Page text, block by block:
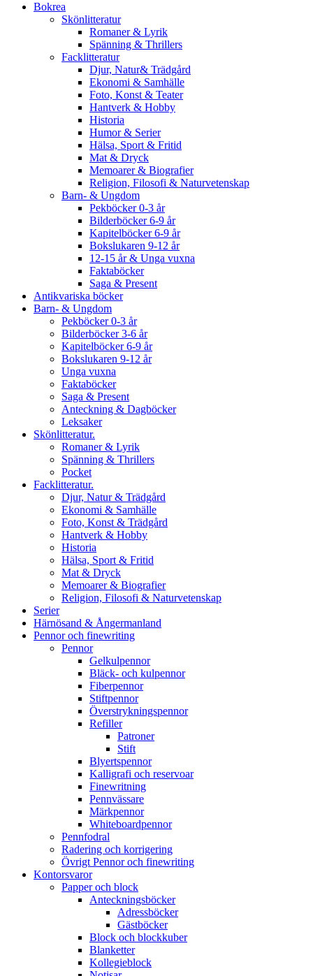
Bokrea
Skönlitteratur
Romaner & Lyrik
Spänning & Thrillers
Facklitteratur
Djur, Natur& Trädgård
Ekonomi & Samhälle
Foto, Konst & Teater
Hantverk & Hobby
Historia
Humor & Serier
Hälsa, Sport & Fritid
Mat & Dryck
Memoarer & Biografier
Religion, Filosofi & Naturvetenskap
Barn- & Ungdom
Pekböcker 0-3 år
Bilderböcker 6-9 år
Kapitelböcker 6-9 år
Bokslukaren 9-12 år
12-15 år & Unga vuxna
Faktaböcker
Saga & Present
Antikvariska böcker
Barn- & Ungdom
Pekböcker 0-3 år
Bilderböcker 3-6 år
Kapitelböcker 6-9 år
Bokslukaren 9-12 år
Unga vuxna
Faktaböcker
Saga & Present
Anteckning & Dagböcker
Leksaker
Skönlitteratur.
Romaner & Lyrik
Spänning & Thrillers
Pocket
Facklitteratur.
Djur, Natur & Trädgård
Ekonomi & Samhälle
Foto, Konst & Trädgård
Hantverk & Hobby
Historia
Hälsa, Sport & Fritid
Mat & Dryck
Memoarer & Biografier
Religion, Filosofi & Naturvetenskap
Serier
Härnösand & Ångermanland
Pennor och finewriting
Pennor
Gelkulpennor
Bläck- och kulpennor
Fiberpennor
Stiftpennor
Överstrykningspennor
Refiller
Patroner
Stift
Blyertspennor
Kalligrafi och reservoar
Finewritning
Pennvässare
Märkpennor
Whiteboardpennor
Pennfodral
Radering och korrigering
Övrigt Pennor och finewriting
Kontorsvaror
Papper och block
Anteckningsböcker
Adressböcker
Gästböcker
Block och blockkuber
Blanketter
Kollegieblock